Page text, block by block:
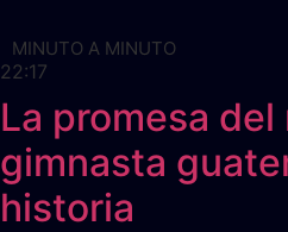
MINUTO A MINUTO
22:17
La promesa del
gimnasta
historia